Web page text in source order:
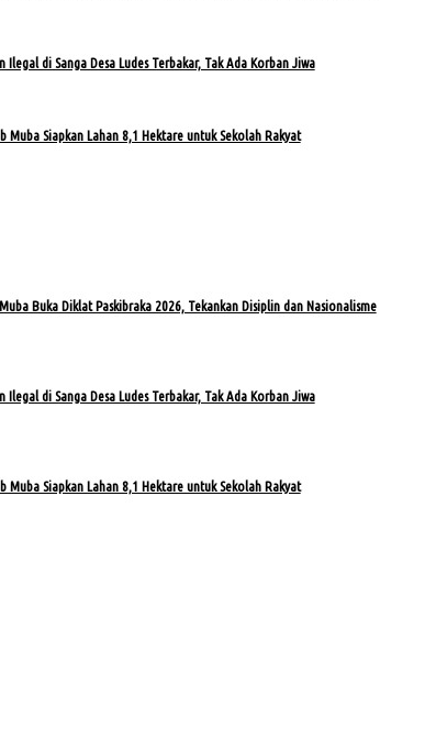
Ilegal di Sanga Desa Ludes Terbakar, Tak Ada Korban Jiwa
Muba Siapkan Lahan 8,1 Hektare untuk Sekolah Rakyat
Buka Diklat Paskibraka 2026, Tekankan Disiplin dan Nasionalisme
Ilegal di Sanga Desa Ludes Terbakar, Tak Ada Korban Jiwa
Muba Siapkan Lahan 8,1 Hektare untuk Sekolah Rakyat